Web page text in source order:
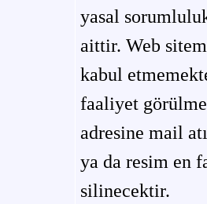
yasal
aittir. Web
kabul
faaliyet
adresine mail
ya da resim en
silinecektir.